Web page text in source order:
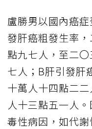
盧勝男以國內癌
發肝癌粗發生率
點九七人，至二
七人；B肝引發肝
十萬人十四點二
人十三點五一人
毒性病因，如代謝